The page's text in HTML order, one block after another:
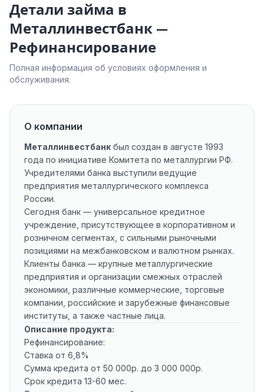
Детали займа в
Металлинвестбанк —
Рефинансирование
Полная информация об условиях оформления и
обслуживания.
О компании
Металлинвестбанк был создан в августе 1993
года по инициативе Комитета по металлургии РФ.
Учредителями банка выступили ведущие
предприятия металлургического комплекса
России.
Сегодня банк — универсальное кредитное
учреждение, присутствующее в корпоративном и
розничном сегментах, с сильными рыночными
позициями на межбанковском и валютном рынках.
Клиенты банка — крупные металлургические
предприятия и организации смежных отраслей
экономики, различные коммерческие, торговые
компании, российские и зарубежные финансовые
институты, а также частные лица.
Описание продукта:
Рефинансирование:
Ставка от 6,8%
Сумма кредита от 50 000р. до 3 000 000р.
Срок кредита 13-60 мес.